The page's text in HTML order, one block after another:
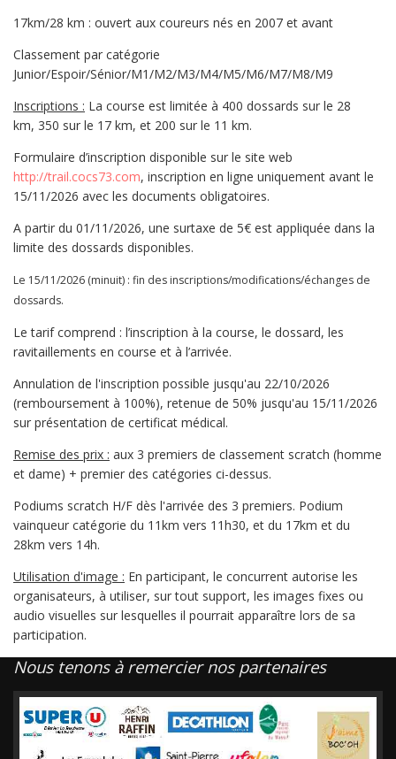
17km/28 km : ouvert aux coureurs nés en 2007 et avant
Classement par catégorie
Junior/Espoir/Sénior/M1/M2/M3/M4/M5/M6/M7/M8/M9
Inscriptions : La course est limitée à 400 dossards sur le 28
km, 350 sur le 17 km, et 200 sur le 11 km.
Formulaire d’inscription disponible sur le site web
http://trail.cocs73.com, inscription en ligne uniquement avant le
15/11/2026 avec les documents obligatoires.
A partir du 01/11/2026, une surtaxe de 5€ est appliquée dans la
limite des dossards disponibles.
Le 15/11/2026 (minuit) : fin des inscriptions/modifications/échanges de
dossards.
Le tarif comprend : l’inscription à la course, le dossard, les
ravitaillements en course et à l’arrivée.
Annulation de l'inscription possible jusqu'au 22/10/2026
(remboursement à 100%), retenue de 50% jusqu'au 15/11/2026
sur présentation de certificat médical.
Remise des prix : aux 3 premiers de classement scratch (homme
et dame) + premier des catégories ci-dessus.
Podiums scratch H/F dès l'arrivée des 3 premiers. Podium
vainqueur catégorie du 11km vers 11h30, et du 17km et du
28km vers 14h.
Utilisation d'image : En participant, le concurrent autorise les
organisateurs, à utiliser, sur tout support, les images fixes ou
audio visuelles sur lesquelles il pourrait apparaître lors de sa
participation.
Nous tenons à remercier nos partenaires